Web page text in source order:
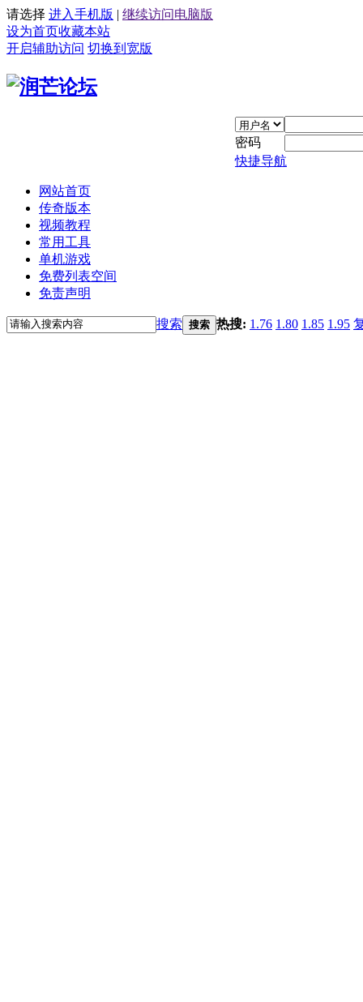
请选择 进入手机版 | 继续访问电脑版
设为首页收藏本站
开启辅助访问 切换到宽版
密码
快捷导航
网站首页
传奇版本
视频教程
常用工具
单机游戏
免费列表空间
免责声明
搜索 搜索 热搜: 1.76 1.80 1.85 1.95